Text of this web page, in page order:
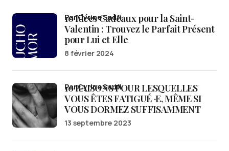
10 Idées Cadeaux pour la Saint-
Valentin : Trouvez le Parfait Présent
pour Lui et Elle
par Cyrine Sadfi
8 février 2024
10 RAISONS POUR LESQUELLES
VOUS ÊTES FATIGUÉ ·E, MÊME SI
VOUS DORMEZ SUFFISAMMENT
par Cyrine Sadfi
13 septembre 2023